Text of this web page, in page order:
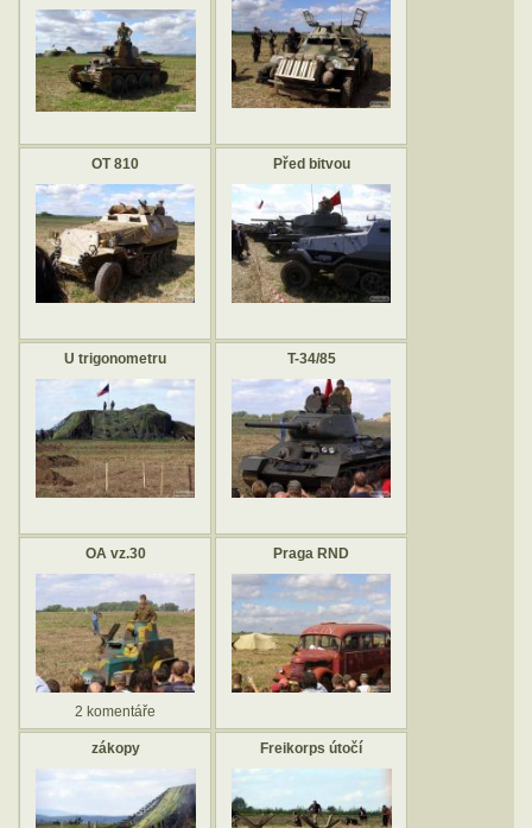
OT 810 Před bitvou
U trigonometru T-34/85
OA vz.30
2 komentáře
Praga RND
zákopy Freikorps útočí